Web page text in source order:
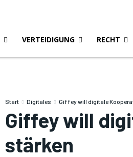
VERTEIDIGUNG RECHT
Start Digitales Giffey will digitale
Giffey will
stärken